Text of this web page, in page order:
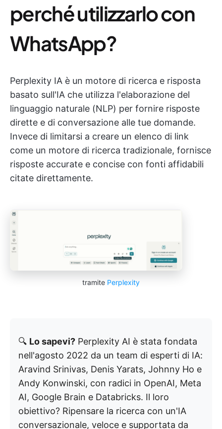
perché utilizzarlo con
WhatsApp?
Perplexity IA è un motore di ricerca e risposta
basato sull'IA che utilizza l'elaborazione del
linguaggio naturale (NLP) per fornire risposte
dirette e di conversazione alle tue domande.
Invece di limitarsi a creare un elenco di link
come un motore di ricerca tradizionale, fornisce
risposte accurate e concise con fonti affidabili
citate direttamente.
tramite Perplexity
🔍 Lo sapevi? Perplexity AI è stata fondata
nell'agosto 2022 da un team di esperti di IA:
Aravind Srinivas, Denis Yarats, Johnny Ho e
Andy Konwinski, con radici in OpenAI, Meta
AI, Google Brain e Databricks. Il loro
obiettivo? Ripensare la ricerca con un'IA
conversazionale, veloce e supportata da